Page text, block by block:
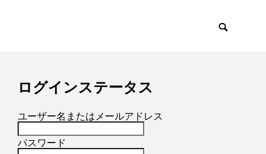
ログインステータス
ユーザー名またはメールアドレス
パスワード